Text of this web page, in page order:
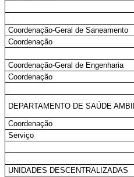
Coordenação-Geral de Saneamento
Coordenação
Coordenação-Geral de Engenharia
Coordenação
DEPARTAMENTO DE SAÚDE
Coordenação
Serviço
UNIDADES DESCENTRALIZADAS